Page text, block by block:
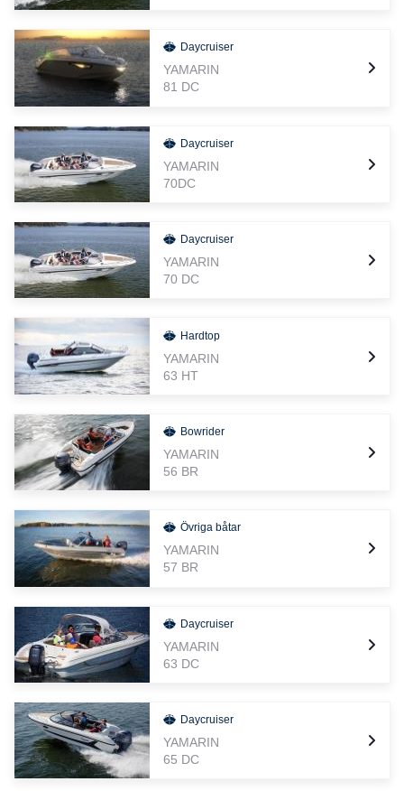
Daycruiser
YAMARIN
81 DC
Daycruiser
YAMARIN
70DC
Daycruiser
YAMARIN
70 DC
Hardtop
YAMARIN
63 HT
Bowrider
YAMARIN
56 BR
Övriga båtar
YAMARIN
57 BR
Daycruiser
YAMARIN
63 DC
Daycruiser
YAMARIN
65 DC